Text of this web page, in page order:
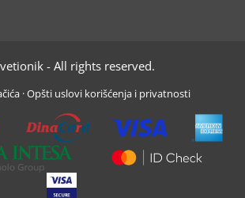
- All rights reserved.
·Opšti uslovi korišćenja i privatnosti